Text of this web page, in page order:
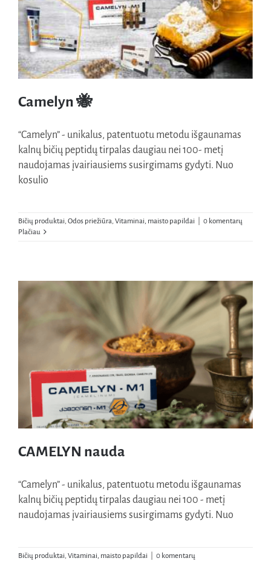
Naudinga žinoti
Kontaktai
Camelyn 🐝
Camelyn 🐝
“Camelyn” - unikalus, patentuotu metodu išgaunamas
kalnų bičių peptidų tirpalas daugiau nei 100- metį
naudojamas įvairiausiems susirgimams gydyti. Nuo
kosulio
Bičių produktai Odos priežiūra Vitaminai, maisto papildai
0 komentarų
Plačiau
CAMELYN nauda
CAMELYN nauda
“Camelyn” - unikalus, patentuotu metodu išgaunamas
kalnų bičių peptidų tirpalas daugiau nei 100 - metį
naudojamas įvairiausiems susirgimams gydyti. Nuo
Bičių produktai, Vitaminai, maisto papildai
0 komentarų